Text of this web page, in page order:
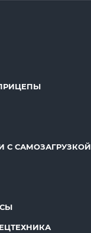
С САМОЗАГРУЗКОЙ